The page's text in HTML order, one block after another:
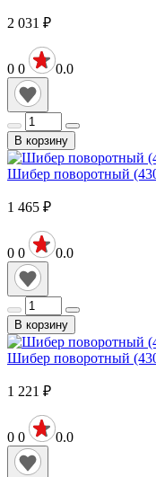
2 031 ₽
0 0 0.0
В корзину
Шибер поворотный
1 465 ₽
0 0 0.0
В корзину
Шибер поворотный
1 221 ₽
0 0 0.0